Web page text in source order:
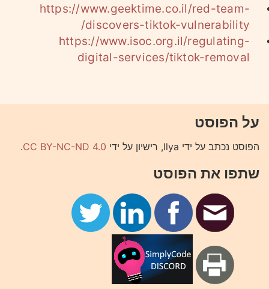
https://www.geektime.co.il/red-team-
discovers-tiktok-vulnerability/
https://www.isoc.org.il/regulating-
digital-services/tiktok-removal
על הפוסט
הפוסט נכתב על ידי Ilya, רישיון על ידי CC BY-NC-ND 4.0
.
שתפו את הפוסט